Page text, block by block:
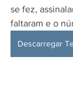
se fez,
faltaram e o
Descarregar